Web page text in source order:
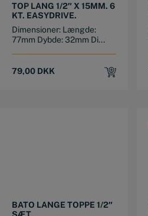
TOP LANG 1/2″ X 15MM. 6
KT. EASYDRIVE.
Dimensioner: Længde:
77mm Dybde: 32mm Di...
79,00 DKK
BATO LANGE TOPPE 1/2″